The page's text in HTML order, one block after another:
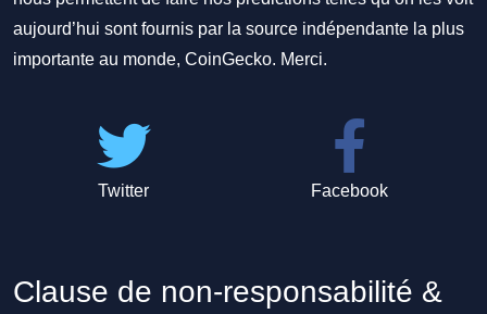
aujourd’hui sont fournis par la source indépendante la plus
importante au monde, CoinGecko. Merci.
Twitter Facebook
Clause de non-responsabilité &